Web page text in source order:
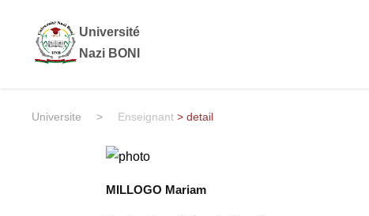
Université
Nazi BONI
Universite > Enseignant > detail
MILLOGO Mariam